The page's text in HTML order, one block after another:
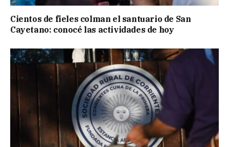
Cientos de fieles colman el santuario de San
Cayetano: conocé las actividades de hoy